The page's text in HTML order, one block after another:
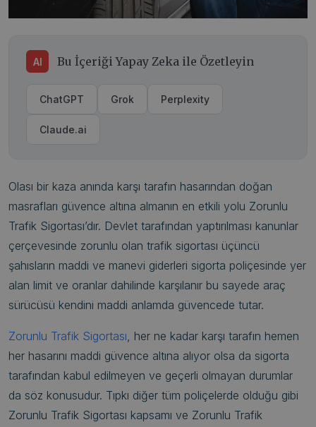
AI Bu İçeriği Yapay Zeka ile Özetleyin
ChatGPT Grok Perplexity
Claude.ai
Olası bir kaza anında karşı tarafın hasarından doğan
masrafları güvence altına almanın en etkili yolu Zorunlu
Trafik Sigortası’dır. Devlet tarafından yaptırılması kanunlar
çerçevesinde zorunlu olan trafik sigortası üçüncü
şahısların maddi ve manevi giderleri sigorta poliçesinde yer
alan limit ve oranlar dahilinde karşılanır bu sayede araç
sürücüsü kendini maddi anlamda güvencede tutar.
Zorunlu Trafik Sigortası, her ne kadar karşı tarafın hemen
her hasarını maddi güvence altına alıyor olsa da sigorta
tarafından kabul edilmeyen ve geçerli olmayan durumlar
da söz konusudur. Tıpkı diğer tüm poliçelerde olduğu gibi
Zorunlu Trafik Sigortası kapsamı ve Zorunlu Trafik